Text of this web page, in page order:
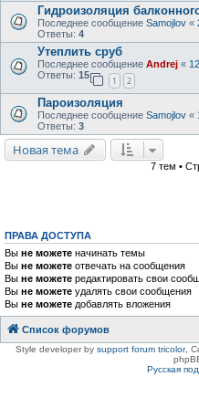
Гидроизоляция
Последнее сообщение Samojlov «
Ответы: 4
Утеплить сруб
Последнее сообщение Andrej «
Ответы: 15
1 2
Пароизоляция
Последнее сообщение Samojlov «
Ответы: 3
Новая тема
7 тем •
ПРАВА ДОСТУПА
Вы не можете начинать темы
Вы не можете отвечать на сообщения
Вы не можете редактировать свои
Вы не можете удалять свои сообщения
Вы не можете добавлять вложения
Список форумов
Style developer by support forum tricolor,
Русская